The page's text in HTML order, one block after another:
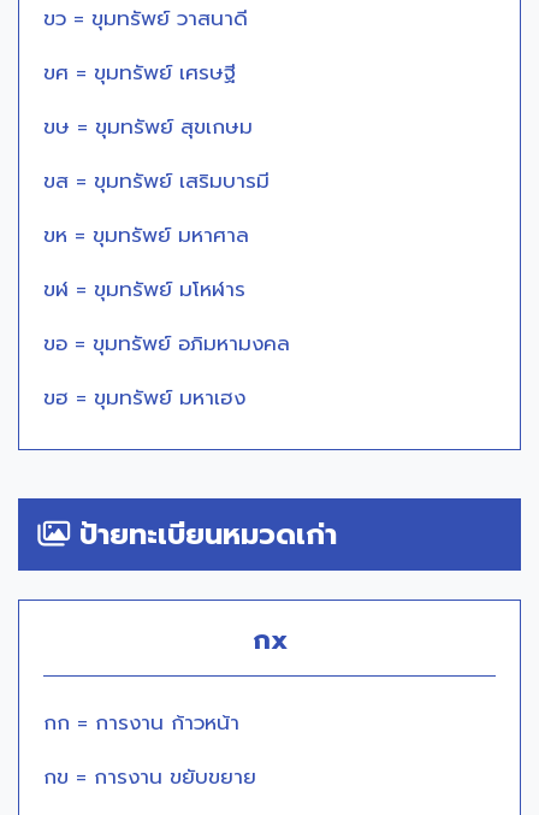
ขว = ขุมทรัพย์ วาสนาดี
ขศ = ขุมทรัพย์ เศรษฐี
ขษ = ขุมทรัพย์ สุขเกษม
ขส = ขุมทรัพย์ เสริมบารมี
ขห = ขุมทรัพย์ มหาศาล
ขฬ = ขุมทรัพย์ มโหฬาร
ขอ = ขุมทรัพย์ อภิมหามงคล
ขฮ = ขุมทรัพย์ มหาเฮง
ป้ายทะเบียนหมวดเก่า
กx
กก = การงาน ก้าวหน้า
กข = การงาน ขยับขยาย